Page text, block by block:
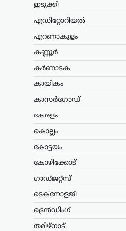
ഇടുക്കി
എഡിറ്റോറിയൽ
എറണാകുളം
കണ്ണൂർ
കർണാടക
കായികം
കാസർഗോഡ്
കേരളം
കൊല്ലം
കോട്ടയം
കോഴിക്കോട്
ഗാഡ്ജറ്റ്സ്
ടെക്നോളജി
ട്രെൻഡിംഗ്
തമിഴ്നാട്
പണം
ആരോപണം
ഗാന്ധിയുടെ
നിയമസഭാ
നൽകാമെന്ന്…
വ്യാപക
വേഗത്തില്‍
നിര്‍ദേശം
ന്യൂസ് ഡെസ്ക്
പൊലീസിനെ